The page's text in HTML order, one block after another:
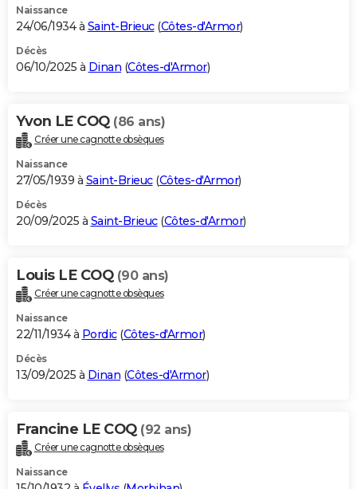
Naissance
24/06/1934 à Saint-Brieuc(Côtes-d'Armor)
Décès
06/10/2025 à Dinan (Côtes-d'Armor)
Yvon LE COQ (86 ans)
Créer une cagnotte obsèques
Naissance
27/05/1939 à Saint-Brieuc(Côtes-d'Armor)
Décès
20/09/2025 à Saint-Brieuc(Côtes-d'Armor)
Louis LE COQ (90 ans)
Créer une cagnotte obsèques
Naissance
22/11/1934 à Pordic(Côtes-d'Armor)
Décès
13/09/2025 à Dinan (Côtes-d'Armor)
Francine LE COQ (92 ans)
Créer une cagnotte obsèques
Naissance